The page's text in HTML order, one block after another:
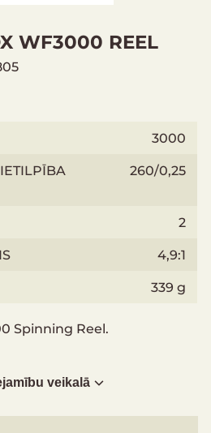
WF3000 REEL
3000
260/0,25
2
4,9:1
339 g
Spinning Reel.
veikalā